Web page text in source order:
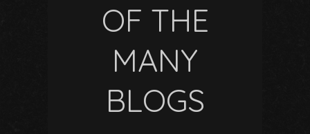
OF THE
MANY
BLOGS